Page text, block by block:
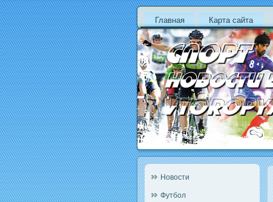
Главная Карта сайта
Новости
Футбол